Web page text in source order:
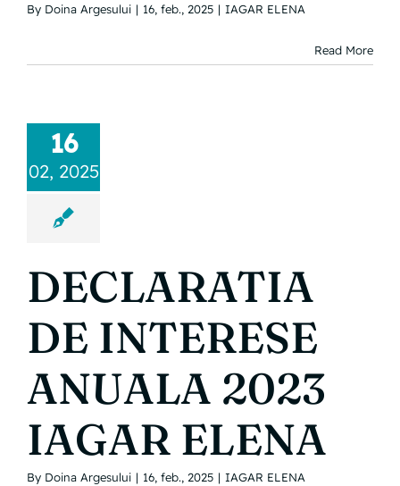
By Doina Argesului | 16, feb., 2025 | IAGAR ELENA
Read More
16
02, 2025
DECLARATIA
DE INTERESE
ANUALA 2023
IAGAR ELENA
By Doina Argesului | 16, feb., 2025 | IAGAR ELENA